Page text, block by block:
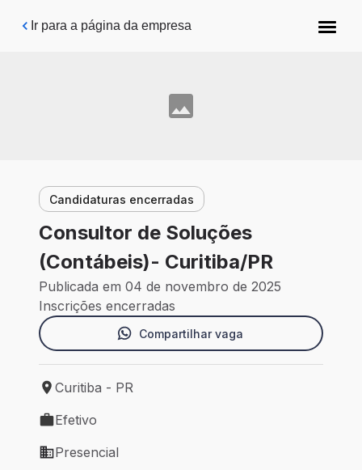
Pular para o conteúdo principal
Ir para a página da empresa
Candidaturas encerradas
Consultor de Soluções
(Contábeis)- Curitiba/PR
Publicada em 04 de novembro de 2025
Inscrições encerradas
Compartilhar vaga
Local de trabalho: Curitiba - PR
Curitiba - PR
Tipo de vaga: Efetivo
Efetivo
Modelo de trabalho: Presencial
Presencial